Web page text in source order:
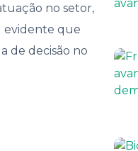
no setor,
evidente que
de decisão no